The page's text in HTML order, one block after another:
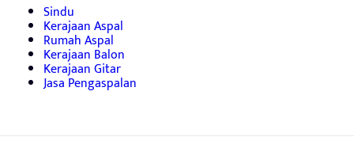
Sindu
Kerajaan Aspal
Rumah Aspal
Kerajaan Balon
Kerajaan Gitar
Jasa Pengaspalan